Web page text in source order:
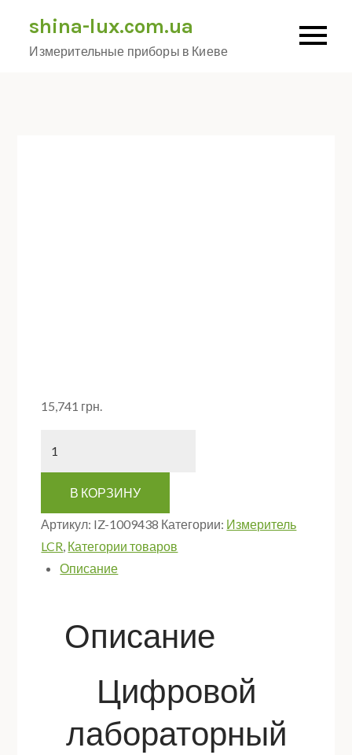
content
shina-lux.com.ua
Измерительные приборы в Киеве
15,741 грн.
В КОРЗИНУ
Артикул: IZ-1009438 Категории: Измеритель
LCR, Категории товаров
Описание
Описание
Цифровой
лабораторный